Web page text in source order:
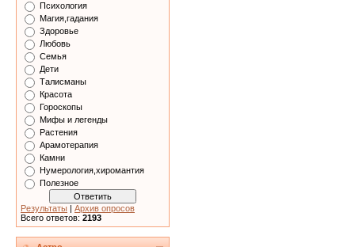
Психология
Магия,гадания
Здоровье
Любовь
Семья
Дети
Талисманы
Красота
Гороскопы
Мифы и легенды
Растения
Арамотерапия
Камни
Нумерология,хиромантия
Полезное
Результаты | Архив опросов
Всего ответов: 2193